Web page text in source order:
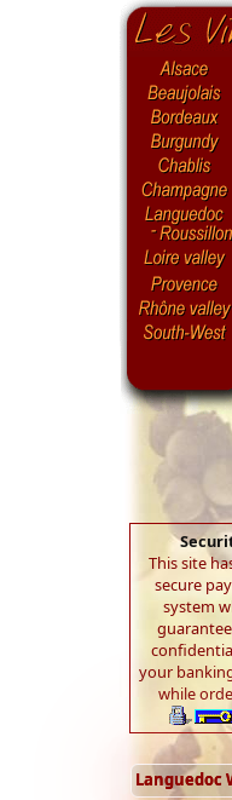
This site
secure
system
your
while
Languedoc